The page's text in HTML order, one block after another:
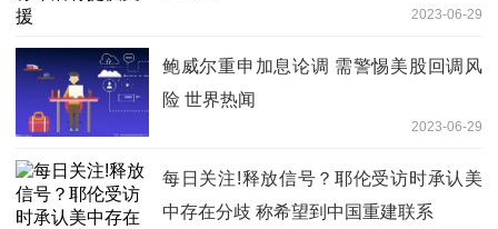
2023-06-29
鲍威尔重申加息论调 需警惕美股回调风
险 世界热闻
2023-06-29
每日关注!释放信号？耶伦受访时承认美
中存在分歧 称希望到中国重建联系